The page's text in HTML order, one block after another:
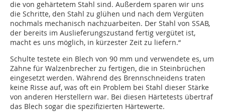
die von gehärtetem Stahl sind. Außerdem sparen wir uns
die Schritte, den Stahl zu glühen und nach dem Vergüten
nochmals mechanisch nachzuarbeiten. Der Stahl von SSAB,
der bereits im Auslieferungszustand fertig vergütet ist,
macht es uns möglich, in kürzester Zeit zu liefern.“
Schulte testete ein Blech von 90 mm und verwendete es, um
Zähne für Walzenbrecher zu fertigen, die in Steinbrüchen
eingesetzt werden. Während des Brennschneidens traten
keine Risse auf, was oft ein Problem bei Stahl dieser Stärke
von anderen Herstellern war. Bei diesen Härtetests übertraf
das Blech sogar die spezifizierten Härtewerte.